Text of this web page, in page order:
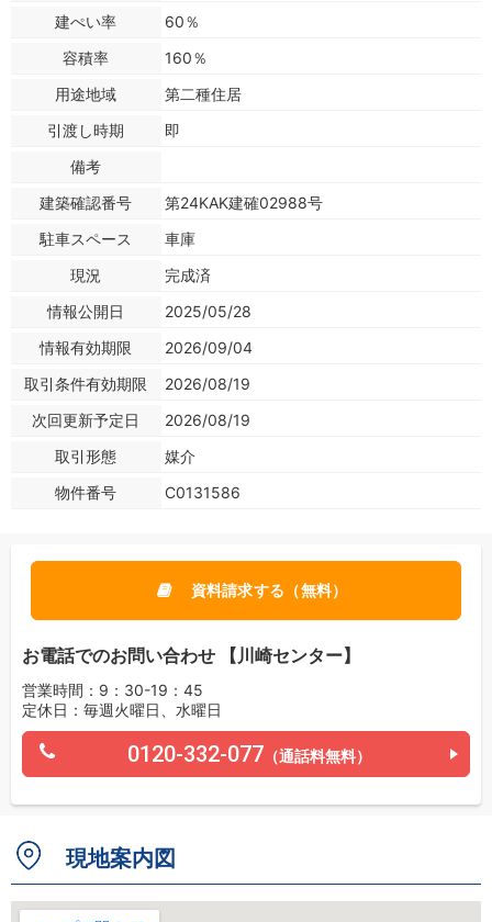
建ぺい率
60％
容積率
160％
用途地域
第二種住居
引渡し時期
即
備考
建築確認番号
第24KAK建確02988号
駐車スペース
車庫
現況
完成済
情報公開日
2025/05/28
情報有効期限
2026/09/04
取引条件有効期限
2026/08/19
次回更新予定日
2026/08/19
取引形態
媒介
物件番号
C0131586
資料請求する（無料）
お電話でのお問い合わせ 【川崎センター】
営業時間：9：30-19：45
定休日：毎週火曜日、水曜日
0120-332-077 （通話料無料）
現地案内図